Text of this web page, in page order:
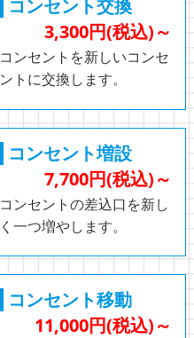
コンセント交換
3,300円(税込)～
コンセントを新しいコンセ
ントに交換します。
コンセント増設
7,700円(税込)～
コンセントの差込口を新し
く一つ増やします。
コンセント移動
11,000円(税込)～